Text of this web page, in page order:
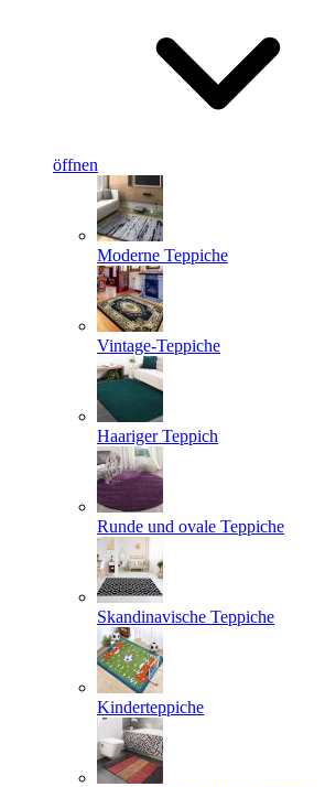
öffnen
Moderne Teppiche
Vintage-Teppiche
Haariger Teppich
Runde und ovale Teppiche
Skandinavische Teppiche
Kinderteppiche